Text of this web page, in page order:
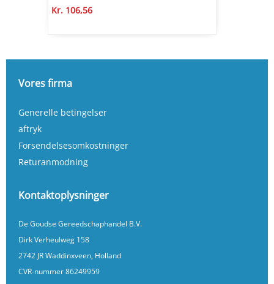
Kr. 106,56
Vores firma
Generelle betingelser
aftryk
Forsendelsesomkostninger
Returanmodning
Kontaktoplysninger
De Goudse Gereedschaphandel B.V.
Dirk Verheulweg 158
2742 JR Waddinxveen, Holland
CVR-nummer 86249959